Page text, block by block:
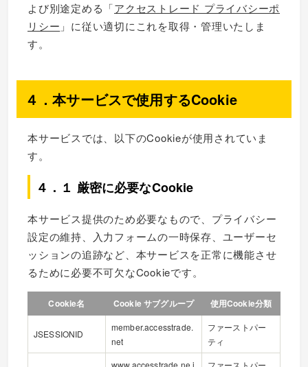
よび別途定める「アクセストレード プライバシーポ
リシー 」に従い適切にこれを取得・管理いたしま
す。
４．本サービスで使用するCookie
本サービスでは、以下のCookieが使用されていま
す。
４．１ 厳密に必要なCookie
本サービス提供のため必要なもので、プライバシー
設定の維持、入力フォームの一時保存、ユーザーセ
ッションの追跡など、本サービスを正常に機能させ
るために必要不可欠なCookieです。
Cookie名 Cookie サブグループ 使用Cookie分類
JSESSIONID
member.accesstrade.
net
ファーストパー
ティ
www.accesstrade.ne.j
ファーストパー